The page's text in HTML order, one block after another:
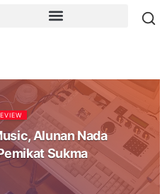
Alunan Nada
Sukma